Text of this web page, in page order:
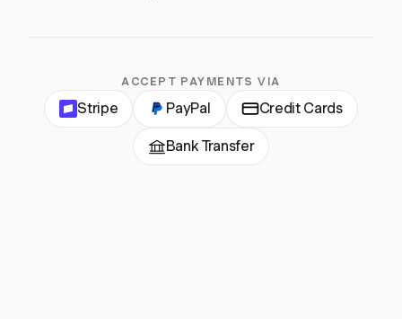
ACCEPT PAYMENTS VIA
Stripe PayPal Credit Cards
Bank Transfer